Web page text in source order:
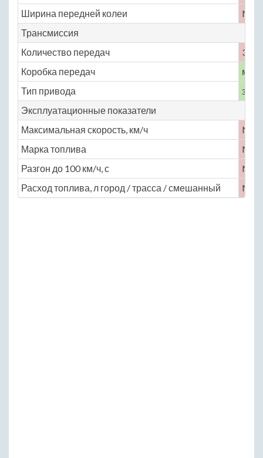
Ширина передней колеи
No
Трансмиссия
Количество передач
3
Коробка передач
Тип привода
Эксплуатационные показатели
Максимальная скорость, км/ч
No
Марка топлива
No
Разгон до 100 км/ч, с
No
Расход топлива, л город / трасса / смешанный
No